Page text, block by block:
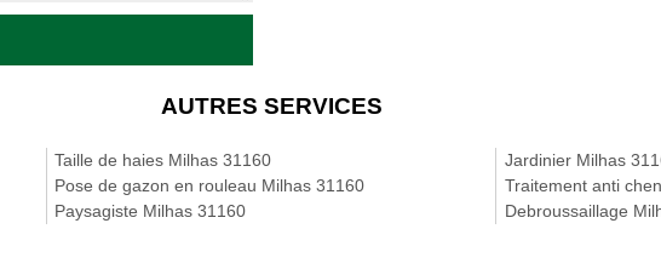
AUTRES SERVICES
Taille de haies Milhas 31160
Pose de gazon en rouleau Milhas 31160
Paysagiste Milhas 31160
Jardinier Milhas
Traitement anti
Debroussaillage